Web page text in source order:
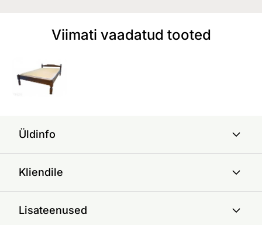
Viimati vaadatud tooted
Üldinfo
Kliendile
Lisateenused